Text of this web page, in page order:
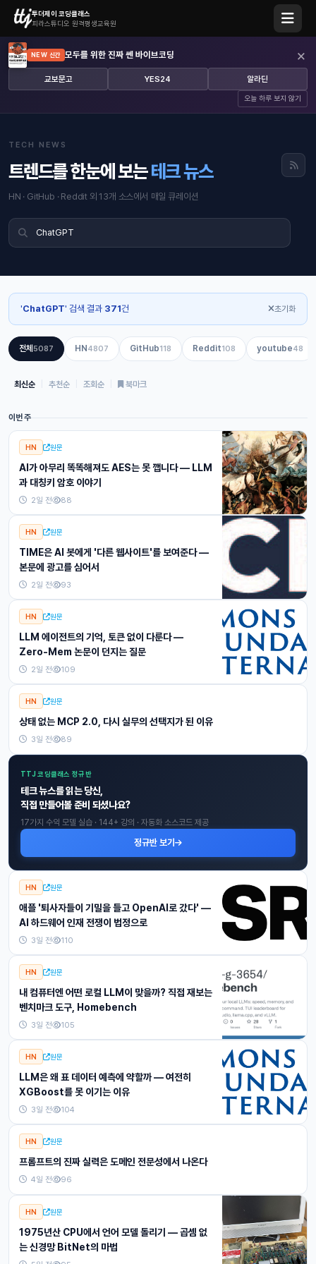
투더제이 코딩클래스
피라스튜디오 원격평생교육원
NEW 신간 모두를 위한 진짜 쎈 바이브코딩
교보문고 YES24 알라딘
오늘 하루 보지 않기
×
TECH NEWS
트렌드를 한눈에 보는테크 뉴스
HN · GitHub · Reddit 외 13개 소스에서 매일 큐레이션
'ChatGPT' 검색 결과 371건 초기화
전체 5087 HN 4807 GitHub118 Reddit108 youtube48
최신순 추천순 조회순 북마크
이번 주
HN 원문
AI가 아무리 똑똑해져도 AES는 못 깹니다 — LLM
과 대칭키 암호 이야기
2일 전 88
HN 원문
TIME은 AI 봇에게 '다른 웹사이트'를 보여준다 —
본문에 광고를 심어서
2일 전 93
HN 원문
LLM 에이전트의 기억, 토큰 없이 다룬다 —
Zero-Mem 논문이 던지는 질문
2일 전 109
HN 원문
상태 없는 MCP 2.0, 다시 실무의 선택지가 된 이유
3일 전 89
TTJ 코딩클래스 정규반
테크 뉴스를 읽는 당신,
직접 만들어볼 준비 되셨나요?
17가지 수익 모델 실습 · 144+ 강의 · 자동화 소스코드 제공
정규반 보기
HN 원문
애플 '퇴사자들이 기밀을 들고 OpenAI로 갔다' —
AI 하드웨어 인재 전쟁이 법정으로
3일 전 110
HN 원문
내 컴퓨터엔 어떤 로컬 LLM이 맞을까? 직접 재보는
벤치마크 도구, Homebench
3일 전 105
HN 원문
LLM은 왜 표 데이터 예측에 약할까 — 여전히
XGBoost를 못 이기는 이유
3일 전 104
HN 원문
프롬프트의 진짜 실력은 도메인 전문성에서 나온다
4일 전 96
HN 원문
1975년산 CPU에서 언어 모델 돌리기 — 곱셈 없
는 신경망 BitNet의 마법